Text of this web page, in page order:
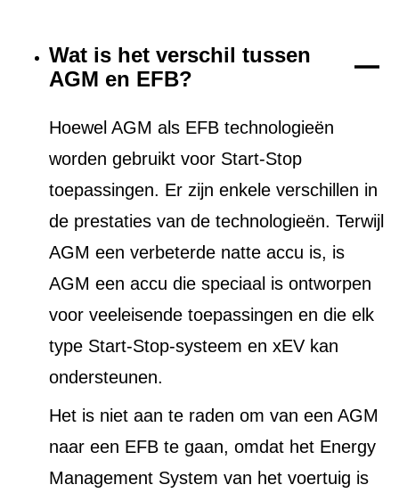
Wat is het verschil tussen
AGM en EFB?
Hoewel AGM als EFB technologieën
worden gebruikt voor Start-Stop
toepassingen. Er zijn enkele verschillen in
de prestaties van de technologieën. Terwijl
AGM een verbeterde natte accu is, is
AGM een accu die speciaal is ontworpen
voor veeleisende toepassingen en die elk
type Start-Stop-systeem en xEV kan
ondersteunen.
Het is niet aan te raden om van een AGM
naar een EFB te gaan, omdat het Energy
Management System van het voertuig is